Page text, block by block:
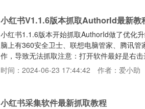
小红书V1.1.6版本抓取AuthorId最新教
小红书1.1.6版本开始抓取AuthorId做了优化
脑上有360安全卫士、联想电脑管家、腾讯
作，导致无法抓取注意：打开软件最好是右
搜索小红书小程序，搜索好先不要着急打开
序，正常情况就可以抓取到authorId了，小
时间：2024-06-23 17:44:42 作者：爱小助
小红书采集软件最新抓取教程